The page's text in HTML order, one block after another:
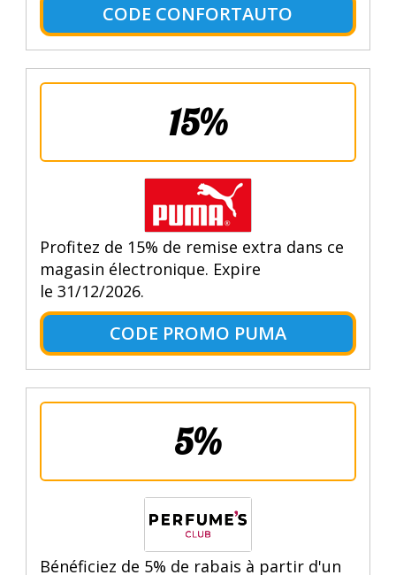
CODE CONFORTAUTO
15%
Profitez de 15% de remise extra dans ce
magasin électronique. Expire
le 31/12/2026.
CODE PROMO PUMA
5%
Bénéficiez de 5% de rabais à partir d'un